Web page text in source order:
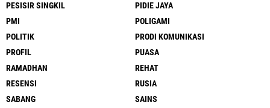
PESISIR SINGKIL
PIDIE JAYA
PMI
POLIGAMI
POLITIK
PRODI KOMUNIKASI
PROFIL
PUASA
RAMADHAN
REHAT
RESENSI
RUSIA
SABANG
SAINS